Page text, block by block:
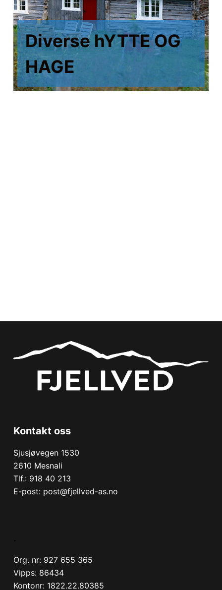
Diverse hYTTE OG
HAGE
Kontakt oss
Sjusjøvegen 1530
2610 Mesnali
Tlf.: 918 40 213
E-post: post@fjellved-as.no
.
Org. nr: 927 655 365
Vipps: 86434
Kontonr: 1822.22.80385